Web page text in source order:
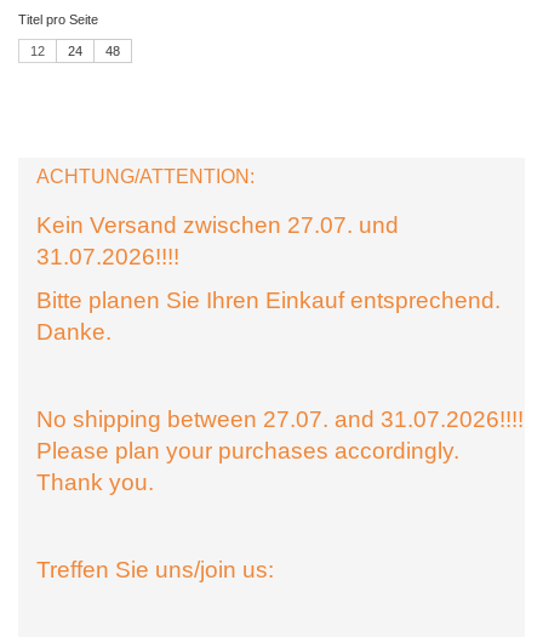
Titel pro Seite
12 24 48
ACHTUNG/ATTENTION:
Kein Versand zwischen 27.07. und
31.07.2026!!!!
Bitte planen Sie Ihren Einkauf entsprechend.
Danke.
No shipping between 27.07. and 31.07.2026!!!!
Please plan your purchases accordingly.
Thank you.
Treffen Sie uns/join us: